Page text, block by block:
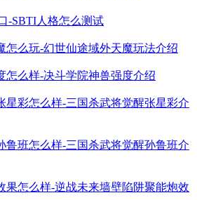
-SBTI人格怎么测试
怎么玩-幻世仙途域外天魔玩法介绍
怎么样-决斗学院神兽强度介绍
星彩怎么样-三国杀武将觉醒张星彩介
鲁班怎么样-三国杀武将觉醒孙鲁班介
果怎么样-逆战未来墙壁陷阱聚能炮效